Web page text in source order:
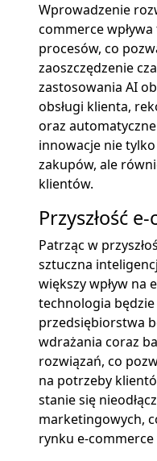
Wprowadzenie
commerce
procesów, co
zaoszczędzenie
zastosowania AI
obsługi klienta,
oraz
innowacje nie
zakupów, ale
klientów.
Przyszłość
Patrząc w
sztuczna
większy wpływ na
technologia
przedsiębiorstwa
wdrażania coraz
rozwiązań, co
na potrzeby
stanie się
marketingowych,
rynku e-commerce